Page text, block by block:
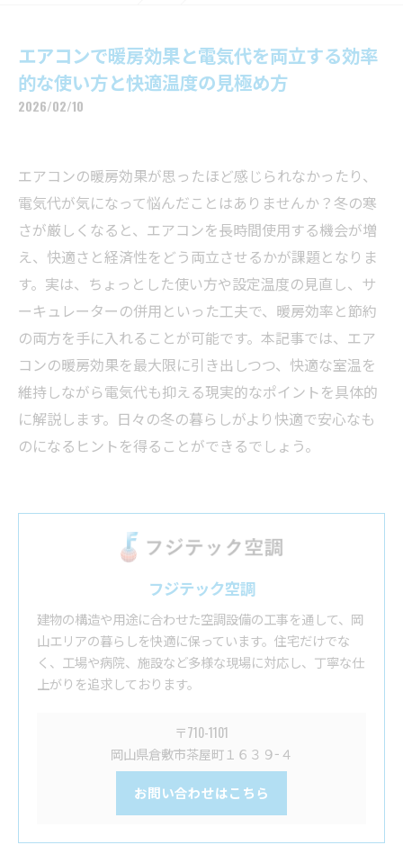
エアコンで暖房効果と電気代を両立する効率
的な使い方と快適温度の見極め方
2026/02/10
エアコンの暖房効果が思ったほど感じられなかったり、
電気代が気になって悩んだことはありませんか？冬の寒
さが厳しくなると、エアコンを長時間使用する機会が増
え、快適さと経済性をどう両立させるかが課題となりま
す。実は、ちょっとした使い方や設定温度の見直し、サ
ーキュレーターの併用といった工夫で、暖房効率と節約
の両方を手に入れることが可能です。本記事では、エア
コンの暖房効果を最大限に引き出しつつ、快適な室温を
維持しながら電気代も抑える現実的なポイントを具体的
に解説します。日々の冬の暮らしがより快適で安心なも
のになるヒントを得ることができるでしょう。
フジテック空調
建物の構造や用途に合わせた空調設備の工事を通して、岡
山エリアの暮らしを快適に保っています。住宅だけでな
く、工場や病院、施設など多様な現場に対応し、丁寧な仕
上がりを追求しております。
〒710-1101
岡山県倉敷市茶屋町１６３９−４
お問い合わせはこちら